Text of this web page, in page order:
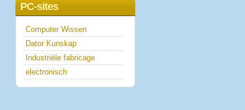
PC-sites
Computer Wissen
Dator Kunskap
Industriële fabricage
electronisch